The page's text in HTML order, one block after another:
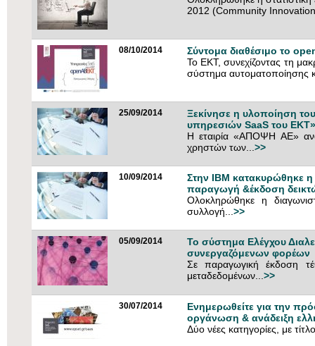
2012 (Community
08/10/2014
Σύντομα διαθέσιμο το
Το ΕΚΤ, συνεχίζοντας τη
σύστημα αυτοματοποίησης
25/09/2014
Ξεκίνησε η υλοποίηση
υπηρεσιών SaaS του ΕΚΤ»
Η εταιρία «ΑΠΟΨΗ ΑΕ»
χρηστών των... >>
10/09/2014
Στην ΙΒΜ κατακυρώθηκε η
παραγωγή &έκδοση
Ολοκληρώθηκε η
συλλογή... >>
05/09/2014
Το σύστημα Ελέγχου
συνεργαζόμενων φορέων
Σε παραγωγική έκδοση
μεταδεδομένων... >>
30/07/2014
Ενημερωθείτε για την
οργάνωση & ανάδειξη
Δύο νέες κατηγορίες, με